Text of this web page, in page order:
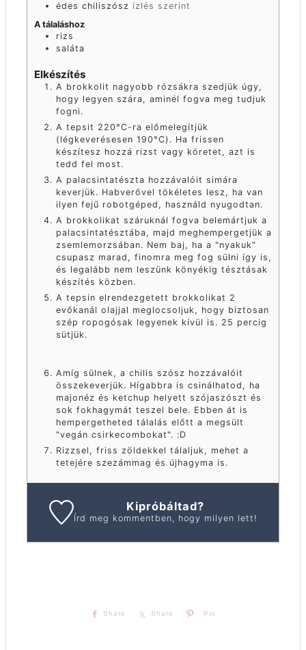
édes chiliszósz ízlés szerint
A tálaláshoz
rizs
saláta
Elkészítés
A brokkolit nagyobb rózsákra szedjük úgy,
hogy legyen szára, aminél fogva meg tudjuk
fogni.
A tepsit 220°C-ra előmelegítjük
(légkeverésesen 190°C). Ha frissen
készítesz hozzá rizst vagy köretet, azt is
tedd fel most.
A palacsintatészta hozzávalóit simára
keverjük. Habverővel tökéletes lesz, ha van
ilyen fejű robotgéped, használd nyugodtan.
A brokkolikat száruknál fogva belemártjuk a
palacsintatésztába, majd meghempergetjük a
zsemlemorzsában. Nem baj, ha a "nyakuk"
csupasz marad, finomra meg fog sülni így is,
és legalább nem leszünk könyékig tésztásak
készítés közben.
A tepsin elrendezgetett brokkolikat 2
evőkanál olajjal meglocsoljuk, hogy biztosan
szép ropogósak legyenek kívül is. 25 percig
sütjük.
Amíg sülnek, a chilis szósz hozzávalóit
összekeverjük. Hígabbra is csinálhatod, ha
majonéz és ketchup helyett szójaszószt és
sok fokhagymát teszel bele. Ebben át is
hempergetheted tálalás előtt a megsült
"vegán csirkecombokat". :D
Rizzsel, friss zöldekkel tálaljuk, mehet a
tetejére szezámmag és újhagyma is.
Kipróbáltad?
Írd meg kommentben, hogy milyen lett!
Share Share Pin